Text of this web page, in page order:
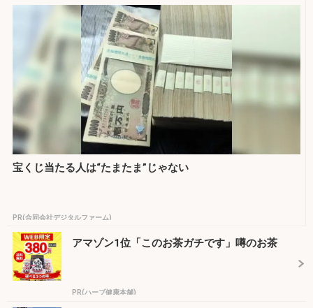
宝くじ当たる人は“たまたま”じゃない
PR(合同会社デジタルファーム)
アマゾン1位「このお茶ガチです」噂のお茶
PR(ハーブ健康本舗)